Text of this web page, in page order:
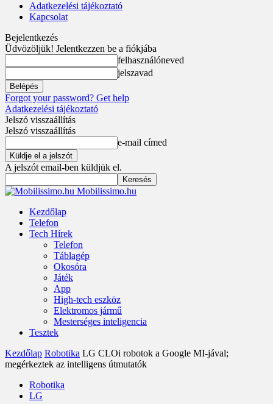
Adatkezelési tájékoztató
Kapcsolat
Bejelentkezés
Üdvözöljük! Jelentkezzen be a fiókjába
felhasználóneved
jelszavad
Forgot your password? Get help
Adatkezelési tájékoztató
Jelszó visszaállítás
Jelszó visszaállítás
e-mail címed
A jelszót email-ben küldjük el.
Mobilissimo.hu
Kezdőlap
Telefon
Tech Hírek
Telefon
Táblagép
Okosóra
Játék
App
High-tech eszköz
Elektromos jármű
Mesterséges inteligencia
Tesztek
Kezdőlap Robotika LG CLOi robotok a Google MI-jával;
megérkeztek az intelligens útmutatók
Robotika
LG